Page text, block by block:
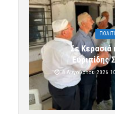
Σε Κερασιά
Ευριπίδης
8 Αυγούστου 2026